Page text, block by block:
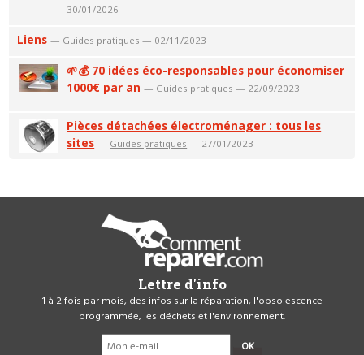
30/01/2026
Liens — Guides pratiques — 02/11/2023
🌱💰 70 idées éco-responsables pour économiser
1000€ par an — Guides pratiques — 22/09/2023
Pièces détachées électroménager : tous les
sites — Guides pratiques — 27/01/2023
Lettre d'info
1 à 2 fois par mois, des infos sur la réparation, l'obsolescence
programmée, les déchets et l'environnement.
OK